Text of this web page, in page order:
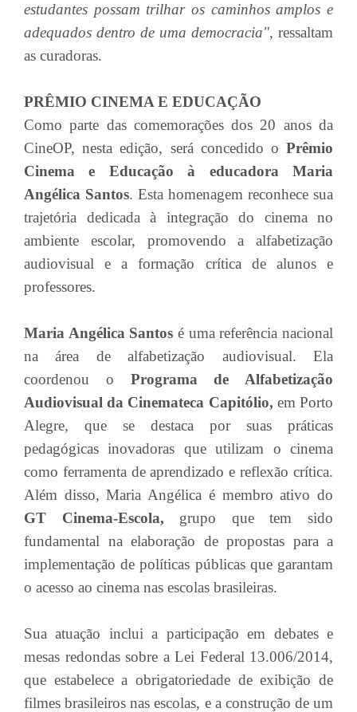
estudantes possam trilhar os caminhos amplos e
adequados dentro de uma democracia", ressaltam
as curadoras.
PRÊMIO CINEMA E EDUCAÇÃO
Como parte das comemorações dos 20 anos da
CineOP, nesta edição, será concedido o Prêmio
Cinema e Educação à educadora Maria
Angélica Santos. Esta homenagem reconhece sua
trajetória dedicada à integração do cinema no
ambiente escolar, promovendo a alfabetização
audiovisual e a formação crítica de alunos e
professores.
Maria Angélica Santos é uma referência nacional
na área de alfabetização audiovisual. Ela
coordenou o Programa de Alfabetização
Audiovisual da Cinemateca Capitólio, em Porto
Alegre, que se destaca por suas práticas
pedagógicas inovadoras que utilizam o cinema
como ferramenta de aprendizado e reflexão crítica.
Além disso, Maria Angélica é membro ativo do
GT Cinema-Escola, grupo que tem sido
fundamental na elaboração de propostas para a
implementação de políticas públicas que garantam
o acesso ao cinema nas escolas brasileiras.
Sua atuação inclui a participação em debates e
mesas redondas sobre a Lei Federal 13.006/2014,
que estabelece a obrigatoriedade de exibição de
filmes brasileiros nas escolas, e a construção de um